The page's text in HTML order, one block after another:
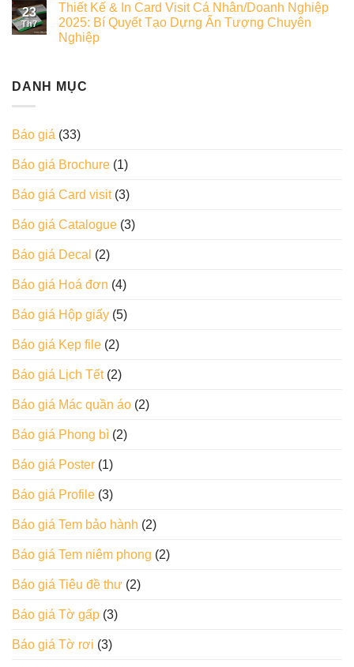
23
Th7
Thiết Kế & In Card Visit Cá Nhân/Doanh Nghiệp
2025: Bí Quyết Tạo Dựng Ấn Tượng Chuyên
Nghiệp
DANH MỤC
Báo giá (33)
Báo giá Brochure (1)
Báo giá Card visit(3)
Báo giá Catalogue (3)
Báo giá Decal (2)
Báo giá Hoá đơn (4)
Báo giá Hộp giấy (5)
Báo giá Kẹp file (2)
Báo giá Lịch Tết(2)
Báo giá Mác quần áo (2)
Báo giá Phong bì (2)
Báo giá Poster (1)
Báo giá Profile (3)
Báo giá Tem bảo hành (2)
Báo giá Tem niêm phong (2)
Báo giá Tiêu đề thư (2)
Báo giá Tờ gấp (3)
Báo giá Tờ rơi (3)